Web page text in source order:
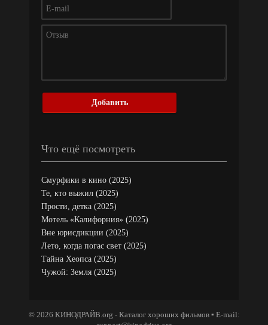
Добавить
Что ещё посмотреть
Смурфики в кино (2025)
Те, кто выжил (2025)
Прости, детка (2025)
Мотель «Калифорния» (2025)
Вне юрисдикции (2025)
Лето, когда погас свет (2025)
Тайна Хеопса (2025)
Чужой: Земля (2025)
© 2026 КИНОДРАЙВ.org - Каталог хороших фильмов ▪ E-mail: